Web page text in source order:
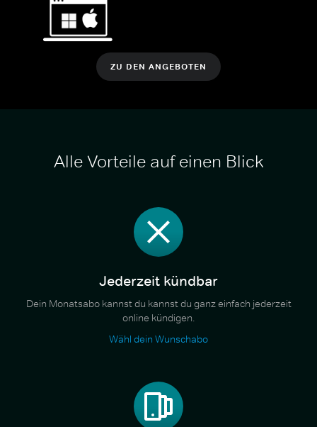
ZU DEN ANGEBOTEN
Alle Vorteile auf einen Blick
Jederzeit kündbar
Dein Monatsabo kannst du kannst du ganz einfach jederzeit
online kündigen.
Wähl dein Wunschabo